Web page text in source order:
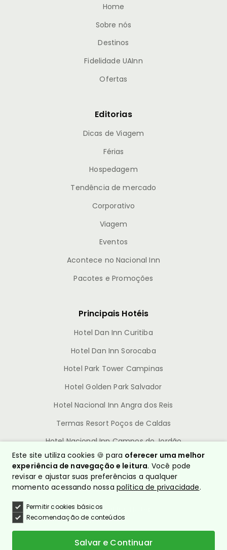
Home
Sobre nós
Destinos
Fidelidade UAInn
Ofertas
Editorias
Dicas de Viagem
Férias
Hospedagem
Tendência de mercado
Corporativo
Viagem
Eventos
Acontece no Nacional Inn
Pacotes e Promoções
Principais Hotéis
Hotel Dan Inn Curitiba
Hotel Dan Inn Sorocaba
Hotel Park Tower Campinas
Hotel Golden Park Salvador
Hotel Nacional Inn Angra dos Reis
Termas Resort Poços de Caldas
Hotel Nacional Inn Campos do Jordão
© Nacional Inn Hotéis
CNPJ: 10.628.960/0001-54
Política de Privacidade
Quem somos?
Este site utiliza cookies 🍪 para oferecer uma melhor
experiência de navegação e leitura. Você pode
revisar e ajustar suas preferências a qualquer
momento acessando nossa política de privacidade.
Permitir cookies básicos
Recomendação de conteúdos
Salvar e Continuar